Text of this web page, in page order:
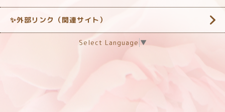
✨外部リンク（関連サイト）
Select Language ▼